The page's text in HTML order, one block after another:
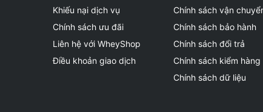
Khiếu nại dịch vụ
Chính sách ưu đãi
Liên hệ với WheyShop
Điều khoản giao dịch
Chính sách vận
Chính sách bảo hành
Chính sách đổi trả
Chính sách kiểm hàng
Chính sách dữ liệu